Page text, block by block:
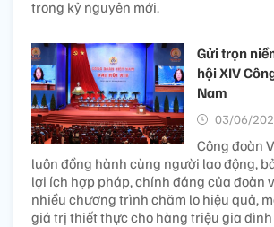
trong kỷ nguyên mới.
Gửi trọn
hội XIV
Nam
03/06/
Công đoàn
luôn đồng hành cùng người lao động,
lợi ích hợp pháp, chính đáng của đoàn
nhiều chương trình chăm lo hiệu quả,
giá trị thiết thực cho hàng triệu gia